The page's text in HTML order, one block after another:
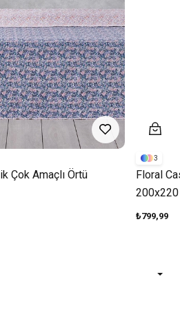
Çok Amaçlı Örtü
Floral
₺799,99
3